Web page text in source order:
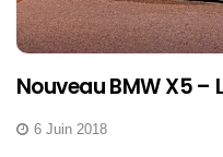
Nouveau BMW X5 –
6 Juin 2018